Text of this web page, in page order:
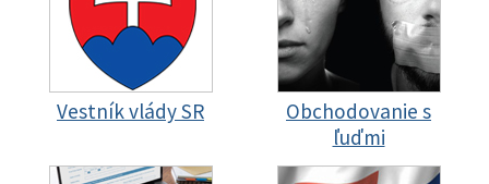
Vestník vlády SR
Obchodovanie s
ľuďmi